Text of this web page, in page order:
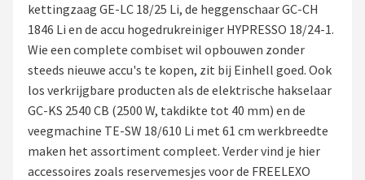
Onkruidbranders
Shop
POPULAIRE MERKEN
To the South
GARDENA
kettingzaag GE-LC 18/25 Li, de heggenschaar GC-CH
1846 Li en de accu hogedrukreiniger HYPRESSO 18/24-1.
Wie een complete combiset wil opbouwen zonder
steeds nieuwe accu's te kopen, zit bij Einhell goed. Ook
los verkrijgbare producten als de elektrische hakselaar
GC-KS 2540 CB (2500 W, takdikte tot 40 mm) en de
veegmachine TE-SW 18/610 Li met 61 cm werkbreedte
maken het assortiment compleet. Verder vind je hier
accessoires zoals reservemesjes voor de FREELEXO